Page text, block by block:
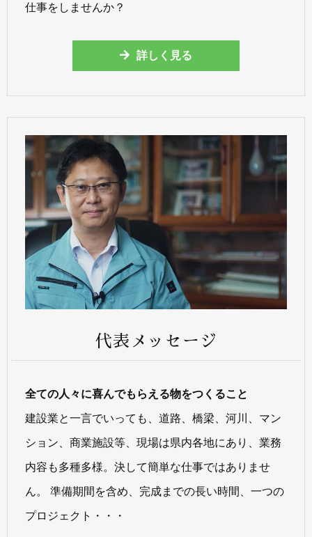
仕事をしませんか？
詳しく見る
代表メッセージ
全ての人々に喜んでもらえる物をつくること
建設業と一言でいっても、道路、橋梁、河川、マン
ション、商業施設等、現場は県内各地にあり、業務
内容も多種多様。決して簡単な仕事ではありませ
ん。 準備期間を含め、完成までの長い時間、一つの
プロジェクト・・・